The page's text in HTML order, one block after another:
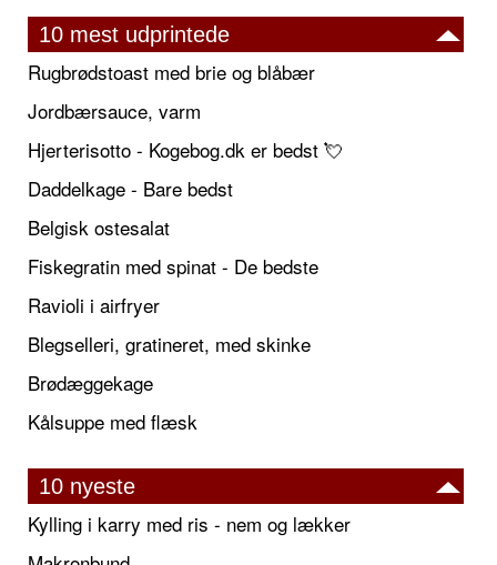
10 mest udprintede
Rugbrødstoast med brie og blåbær
Jordbærsauce, varm
Hjerterisotto - Kogebog.dk er bedst 💘
Daddelkage - Bare bedst
Belgisk ostesalat
Fiskegratin med spinat - De bedste
Ravioli i airfryer
Blegselleri, gratineret, med skinke
Brødæggekage
Kålsuppe med flæsk
10 nyeste
Kylling i karry med ris - nem og lækker